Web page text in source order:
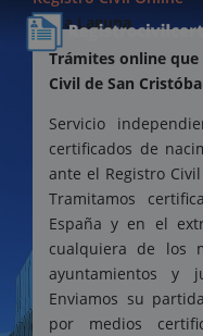
de La Laguna
Trámites online
Civil de San
Servicio
certificados de
ante el Registro
Tramitamos
España y en el
cualquiera de los
ayuntamientos y
Enviamos su
por medios